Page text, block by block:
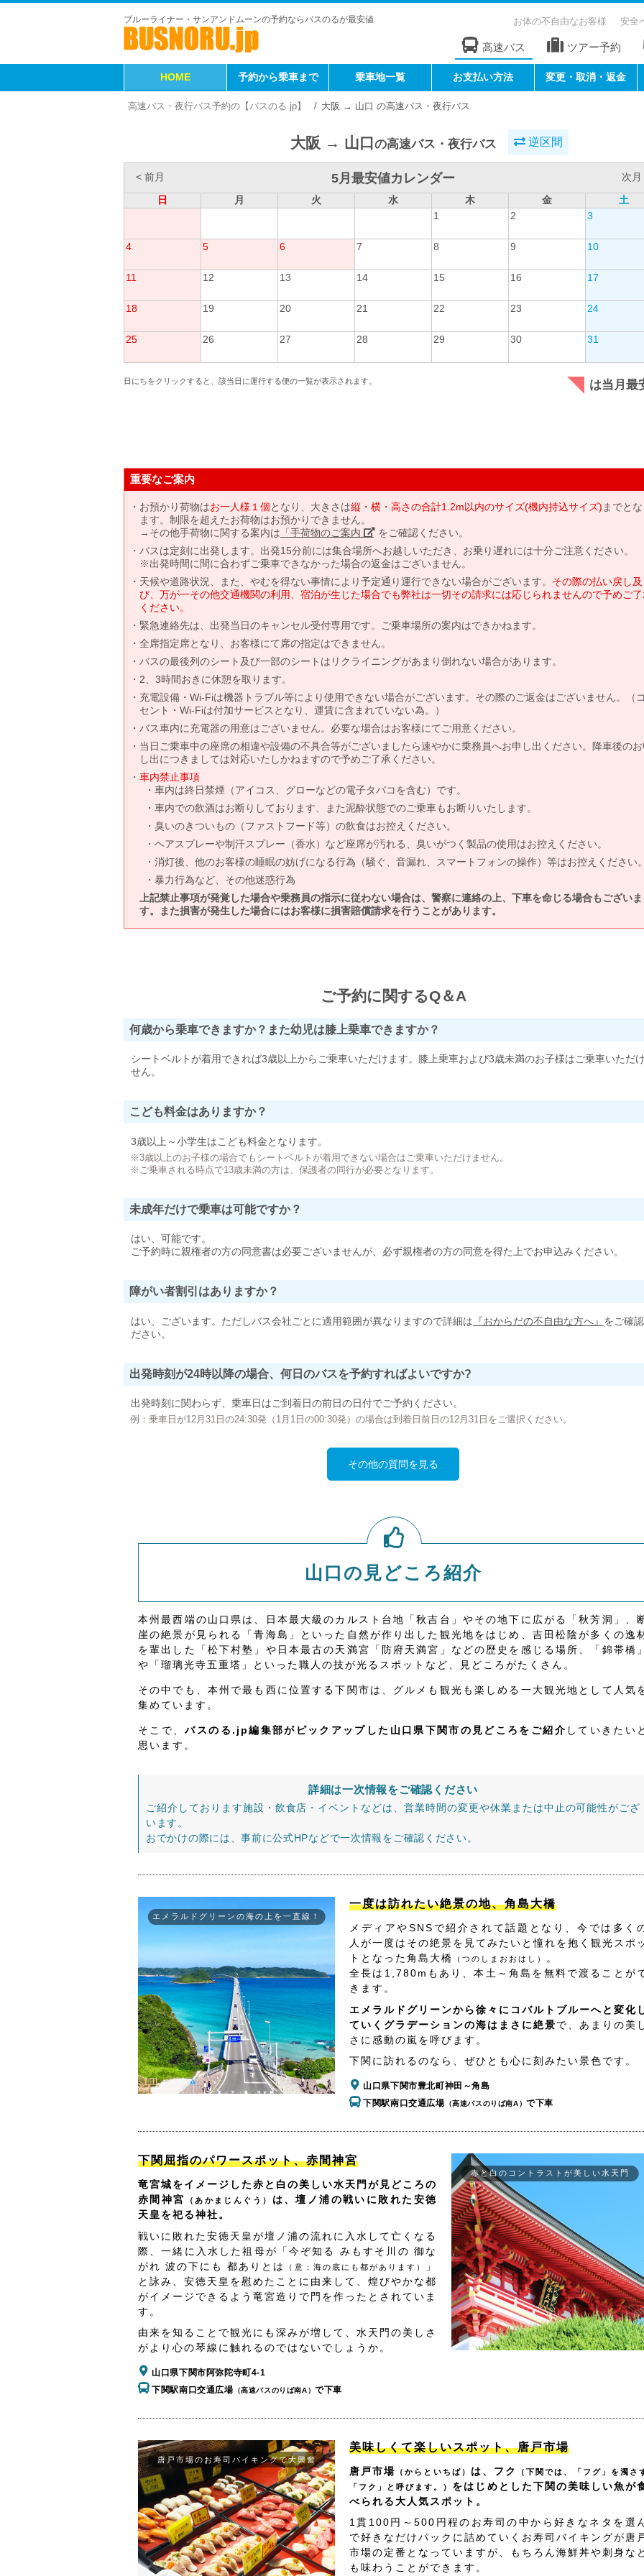
ブルーライナー・サンアンドムーンの予約ならバスのるが最安値 お体の不自由なお客様 安全
高速バス ツアー予約
HOME 予約から乗車まで 乗車地一覧 お支払い方法 変更・取消・返金
高速バス・夜行バス予約の【バスのる.jp】 大阪 → 山口 の高速バス・夜行バス
大阪 → 山口の高速バス・夜行バス 逆区間
< 前月 5月最安値カレンダー
次月
日
月 火 水 木 金
土
1
2 3
4 5 6 7 8 9 10
11 12 13 14 15 16 17
18 19 20 21 22 23 24
25 26 27 28 29 30 31
日にちをクリックすると、該当日に運行する便の一覧が表示されます。 は当月最
重要なご案内
お預かり荷物はお一人様１個となり、大きさは縦・横・高さの合計1.2m以内のサイズ(機内持込サイズ) までと
ます。制限を超えたお荷物はお預かりできません。
→その他手荷物に関する案内は 「手荷物のご案内」 をご確認ください。
バスは定刻に出発します。出発15分前には集合場所へお越しいただき、お乗り遅れには十分ご注意ください。
※出発時間に間に合わずご乗車できなかった場合の返金はございません。
天候や道路状況、また、やむを得ない事情により予定通り運行できない場合がございます。 その際の払い戻し及
び、万が一その他交通機関の利用、宿泊が生じた場合でも弊社は一切その請求には応じられませんので予めご
ください。
緊急連絡先は、出発当日のキャンセル受付専用です。ご乗車場所の案内はできかねます。
全席指定席となり、お客様にて席の指定はできません。
バスの最後列のシート及び一部のシートはリクライニングがあまり倒れない場合があります。
2、3時間おきに休憩を取ります。
充電設備・Wi-Fiは機器トラブル等により使用できない場合がございます。その際のご返金はございません。（
セント・Wi-Fiは付加サービスとなり、運賃に含まれていない為。）
バス車内に充電器の用意はございません。必要な場合はお客様にてご用意ください。
当日ご乗車中の座席の相違や設備の不具合等がございましたら速やかに乗務員へお申し出ください。降車後の
し出につきましては対応いたしかねますので予めご了承ください。
車内禁止事項
車内は終日禁煙（アイコス、グローなどの電子タバコを含む）です。
車内での飲酒はお断りしております、また泥酔状態でのご乗車もお断りいたします。
臭いのきついもの（ファストフード等）の飲食はお控えください。
ヘアスプレーや制汗スプレー（香水）など座席が汚れる、臭いがつく製品の使用はお控えください。
消灯後、他のお客様の睡眠の妨げになる行為（騒ぐ、音漏れ、スマートフォンの操作）等はお控えください
暴力行為など、その他迷惑行為
上記禁止事項が発覚した場合や乗務員の指示に従わない場合は、警察に連絡の上、下車を命じる場合もございま
す。また損害が発生した場合にはお客様に損害賠償請求を行うことがあります。
ご予約に関するQ＆A
何歳から乗車できますか？また幼児は膝上乗車できますか？
シートベルトが着用できれば3歳以上からご乗車いただけます。膝上乗車および3歳未満のお子様はご乗車いただ
せん。
こども料金はありますか？
3歳以上～小学生はこども料金となります。
※3歳以上のお子様の場合でもシートベルトが着用できない場合はご乗車いただけません。
※ご乗車される時点で13歳未満の方は、保護者の同行が必要となります。
未成年だけで乗車は可能ですか？
はい、可能です。
ご予約時に親権者の方の同意書は必要ございませんが、必ず親権者の方の同意を得た上でお申込みください。
障がい者割引はありますか？
はい、ございます。ただしバス会社ごとに適用範囲が異なりますので詳細は 『おからだの不自由な方へ』 をご確
ださい。
出発時刻が24時以降の場合、何日のバスを予約すればよいですか?
出発時刻に関わらず、乗車日はご到着日の前日の日付でご予約ください。
例：乗車日が12月31日の24:30発（1月1日の00:30発）の場合は到着日前日の12月31日をご選択ください。
その他の質問を見る
山口の見どころ紹介
本州最西端の山口県は、日本最大級のカルスト台地「秋吉台」やその地下に広がる「秋芳洞」、
崖の絶景が見られる「青海島」といった自然が作り出した観光地をはじめ、吉田松陰が多くの逸
を輩出した「松下村塾」や日本最古の天満宮「防府天満宮」などの歴史を感じる場所、「錦帯橋
や「瑠璃光寺五重塔」といった職人の技が光るスポットなど、見どころがたくさん。
その中でも、本州で最も西に位置する下関市は、グルメも観光も楽しめる一大観光地として人気
集めています。
そこで、バスのる.jp編集部がピックアップした山口県下関市の見どころをご紹介 していきたい
思います。
詳細は一次情報をご確認ください
ご紹介しております施設・飲食店・イベントなどは、営業時間の変更や休業または中止の可能性がござ
います。
おでかけの際には、事前に公式HPなどで一次情報をご確認ください。
エメラルドグリーンの海の上を一直線！
一度は訪れたい絶景の地、角島大橋
メディアやSNSで紹介されて話題となり、今では多く
人が一度はその絶景を見てみたいと憧れを抱く観光スポ
トとなった角島大橋
（つのしまおおはし） 。
全長は1,780mもあり、本土～角島を無料で渡ることが
きます。
エメラルドグリーンから徐々にコバルトブルーへと変化
ていくグラデーションの海はまさに絶景で、あまりの美
さに感動の嵐を呼びます。
下関に訪れるのなら、ぜひとも心に刻みたい景色です。
山口県下関市豊北町神田～角島
下関駅南口交通広場 （高速バスのりば南A）で下車
下関屈指のパワースポット、赤間神宮
竜宮城をイメージした赤と白の美しい水天門が見どころの
赤間神宮
（あかまじんぐう）
は、壇ノ浦の戦いに敗れた安徳
天皇を祀る神社。
戦いに敗れた安徳天皇が壇ノ浦の流れに入水して亡くなる
際、一緒に入水した祖母が「今ぞ知る みもすそ川の 御な
がれ 波の下にも 都ありとは
（意：海の底にも都があります）
」
と詠み、安徳天皇を慰めたことに由来して、煌びやかな都
がイメージできるよう竜宮造りで門を作ったとされていま
す。
由来を知ることで観光にも深みが増して、水天門の美しさ
がより心の琴線に触れるのではないでしょうか。
山口県下関市阿弥陀寺町4-1
下関駅南口交通広場 （高速バスのりば南A）で下車
赤と白のコントラストが美しい水天門
唐戸市場のお寿司バイキングで大興奮
美味しくて楽しいスポット、唐戸市場
唐戸市場 （からといちば） は、フク
（下関では、「フグ」を濁さ
「フク」と呼びます。） をはじめとした下関の美味しい魚が
べられる大人気スポット。
1貫100円～500円程のお寿司の中から好きなネタを選
で好きなだけパックに詰めていくお寿司バイキングが唐
市場の定番となっていますが、もちろん海鮮丼や刺身な
も味わうことができます。